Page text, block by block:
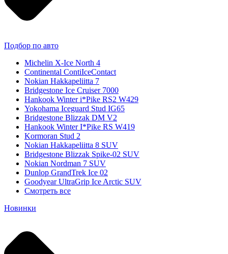
Подбор по авто
Michelin X-Ice North 4
Continental ContiIceContact
Nokian Hakkapeliitta 7
Bridgestone Ice Cruiser 7000
Hankook Winter i*Pike RS2 W429
Yokohama Iceguard Stud IG65
Bridgestone Blizzak DM V2
Hankook Winter I*Pike RS W419
Kormoran Stud 2
Nokian Hakkapeliitta 8 SUV
Bridgestone Blizzak Spike-02 SUV
Nokian Nordman 7 SUV
Dunlop GrandTrek Ice 02
Goodyear UltraGrip Ice Arctic SUV
Смотреть все
Новинки